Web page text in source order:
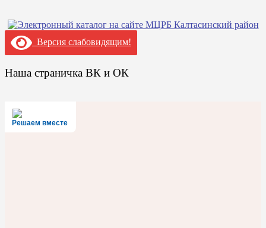
Версия слабовидящим!
Наша страничка ВК и ОК
Решаем вместе